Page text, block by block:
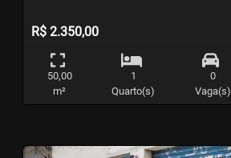
R$ 2.350,00
50,00
m²
1
Quarto(s)
0
Vaga(s)